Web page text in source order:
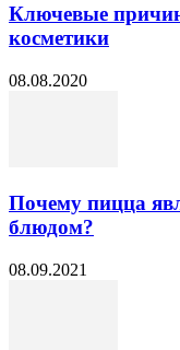
Ключевые
косметики
08.08.2020
Почему пицца
блюдом?
08.09.2021